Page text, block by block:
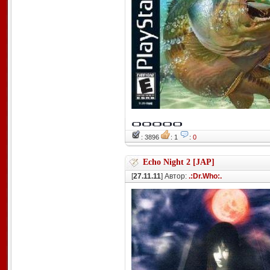
: 3896 : 1 : 0
Echo Night 2 [JAP]
[27.11.11] Автор: .:Dr.Who:.